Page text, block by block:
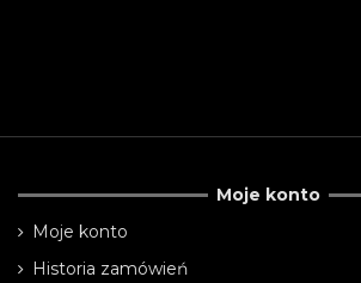
Moje konto
Moje konto
Historia zamówień